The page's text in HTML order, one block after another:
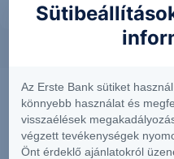
Az Erste Bank sütiket
könnyebb használat és
visszaélések
végzett tevékenységek
Önt érdeklő ajánlatokról